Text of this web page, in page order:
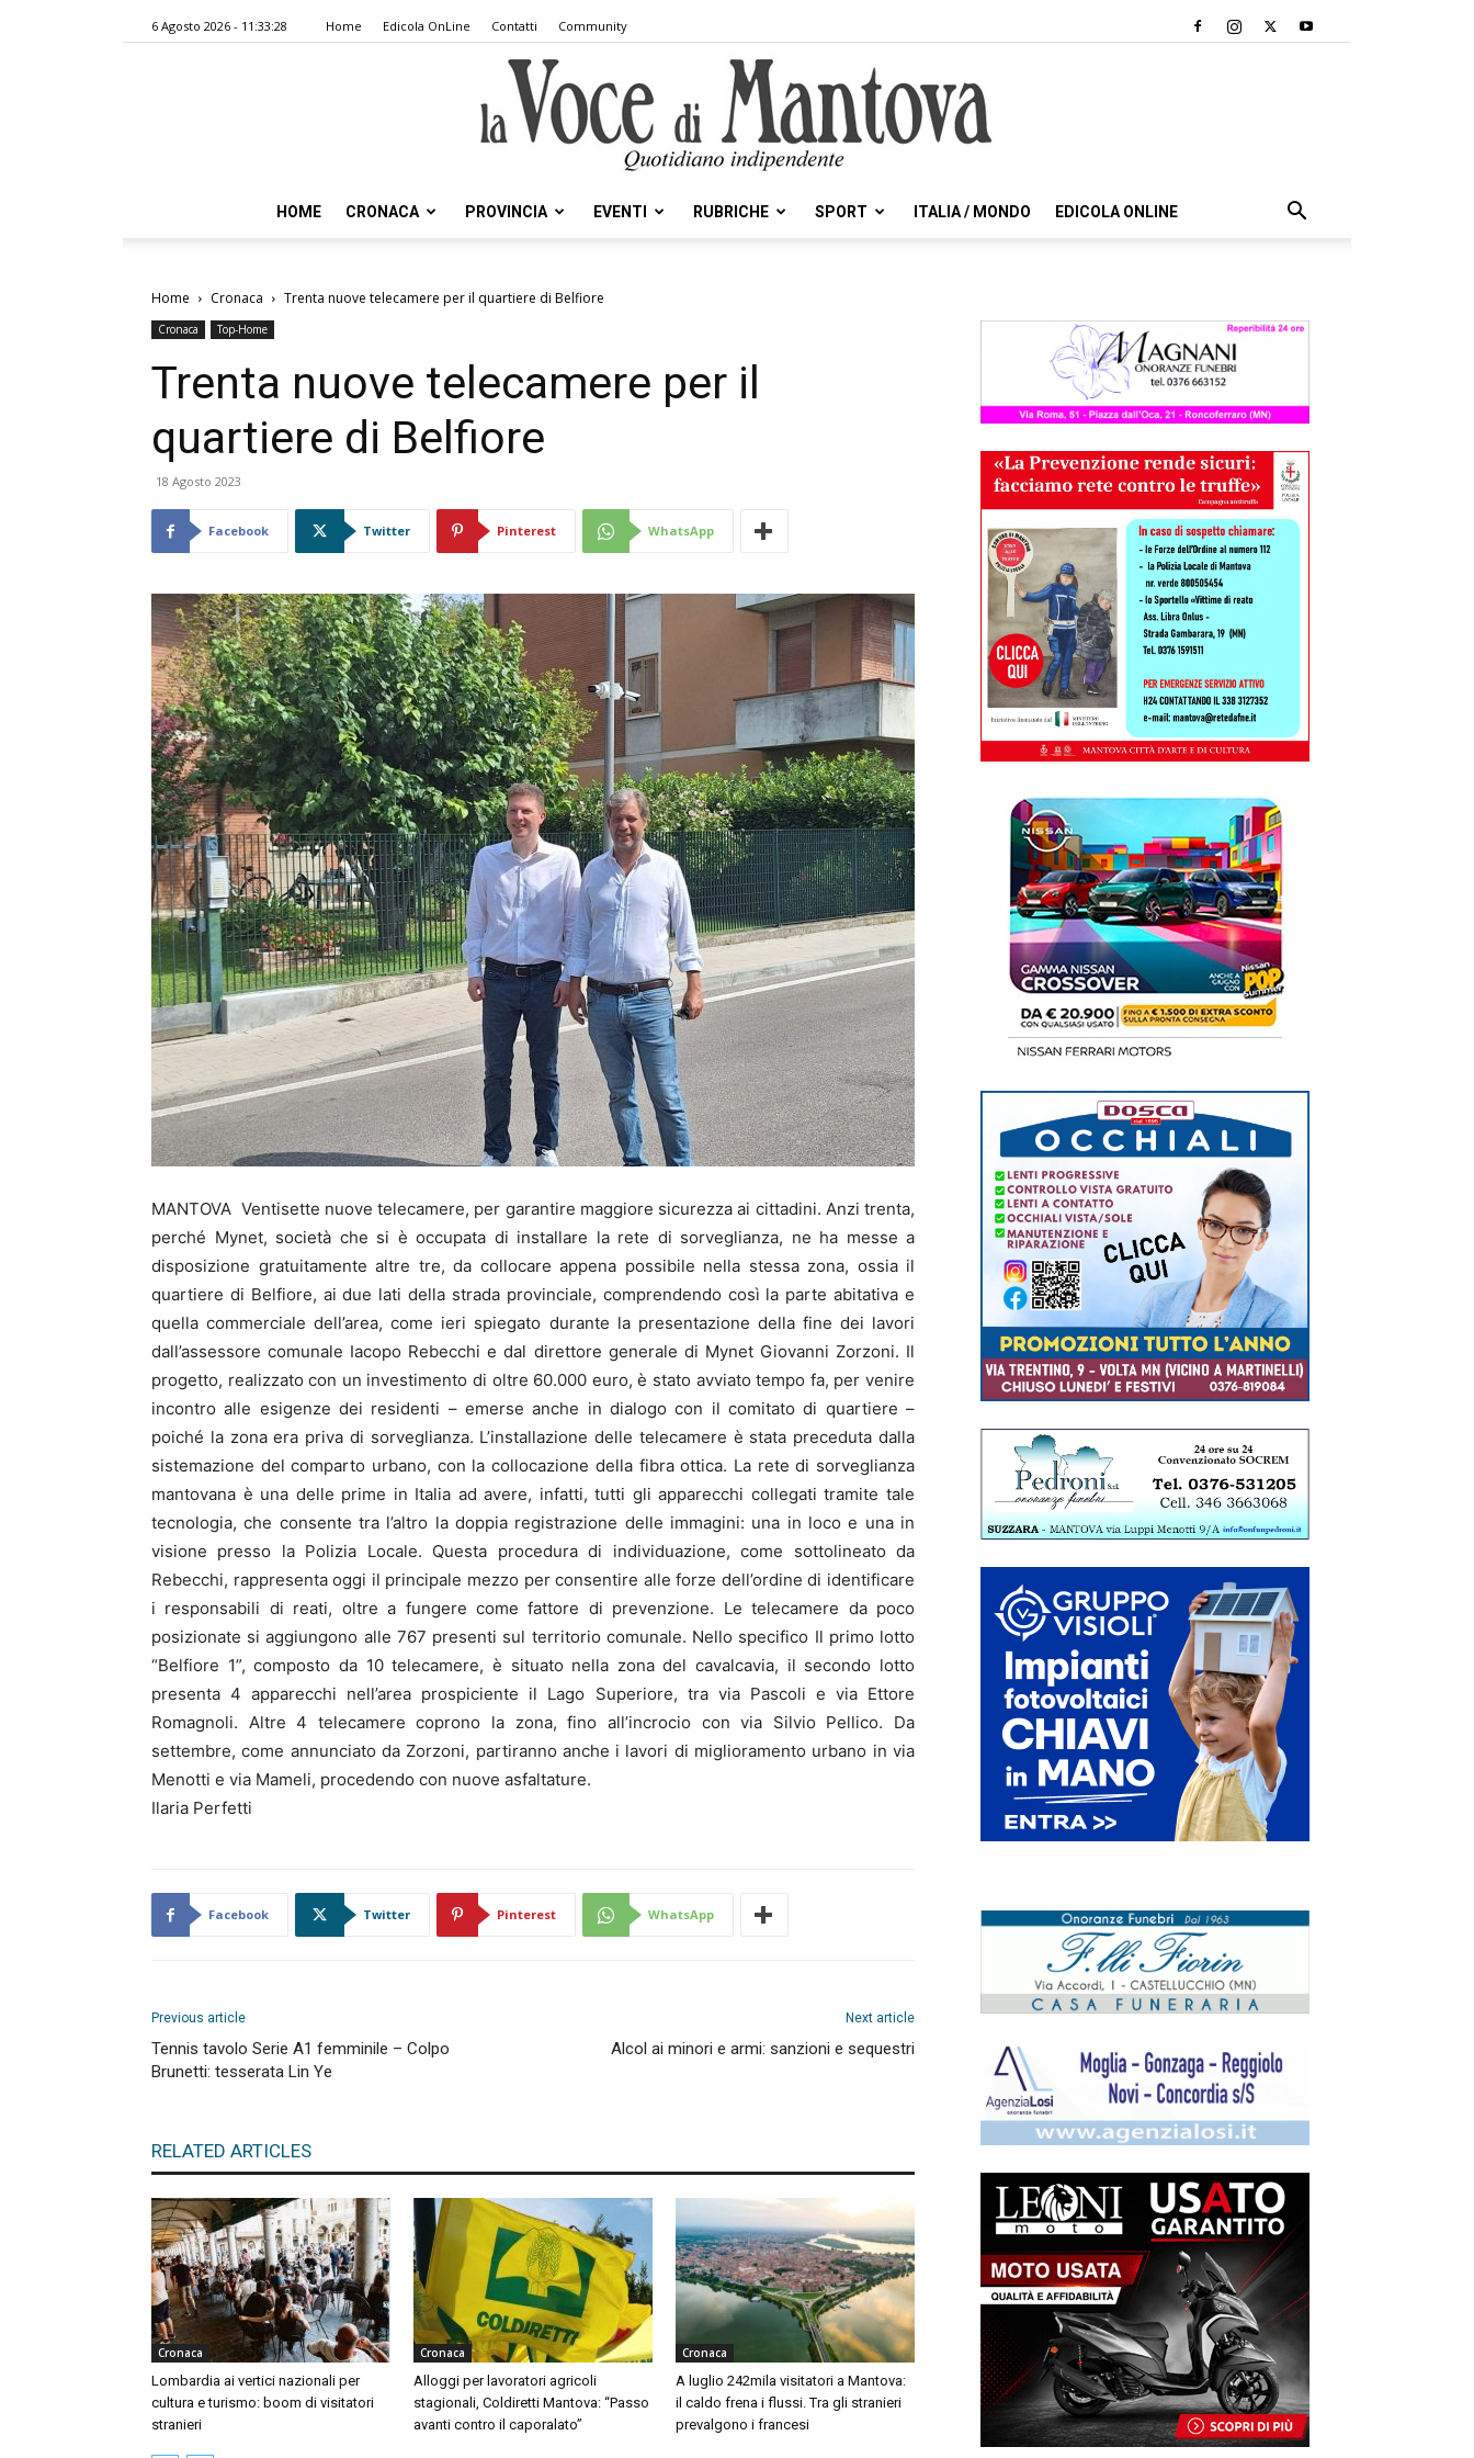
6 Agosto 2026 - 11:33:28 Home Edicola OnLine Contatti Community
HOME CRONACA PROVINCIA EVENTI RUBRICHE SPORT ITALIA / MONDO EDICOLA ONLINE
Home Cronaca Trenta nuove telecamere per il quartiere di Belfiore
Cronaca Top-Home
Trenta nuove telecamere per il
quartiere di Belfiore
18 Agosto 2023
Facebook Twitter Pinterest WhatsApp
MANTOVA Ventisette nuove telecamere, per garantire maggiore sicurezza ai cittadini. Anzi trenta,
perché Mynet, società che si è occupata di installare la rete di sorveglianza, ne ha messe a
disposizione gratuitamente altre tre, da collocare appena possibile nella stessa zona, ossia il
quartiere di Belfiore, ai due lati della strada provinciale, comprendendo così la parte abitativa e
quella commerciale dell’area, come ieri spiegato durante la presentazione della fine dei lavori
dall’assessore comunale Iacopo Rebecchi e dal direttore generale di Mynet Giovanni Zorzoni. Il
progetto, realizzato con un investimento di oltre 60.000 euro, è stato avviato tempo fa, per venire
incontro alle esigenze dei residenti – emerse anche in dialogo con il comitato di quartiere –
poiché la zona era priva di sorveglianza. L’installazione delle telecamere è stata preceduta dalla
sistemazione del comparto urbano, con la collocazione della fibra ottica. La rete di sorveglianza
mantovana è una delle prime in Italia ad avere, infatti, tutti gli apparecchi collegati tramite tale
tecnologia, che consente tra l’altro la doppia registrazione delle immagini: una in loco e una in
visione presso la Polizia Locale. Questa procedura di individuazione, come sottolineato da
Rebecchi, rappresenta oggi il principale mezzo per consentire alle forze dell’ordine di identificare
i responsabili di reati, oltre a fungere come fattore di prevenzione. Le telecamere da poco
posizionate si aggiungono alle 767 presenti sul territorio comunale. Nello specifico Il primo lotto
“Belfiore 1”, composto da 10 telecamere, è situato nella zona del cavalcavia, il secondo lotto
presenta 4 apparecchi nell’area prospiciente il Lago Superiore, tra via Pascoli e via Ettore
Romagnoli. Altre 4 telecamere coprono la zona, fino all’incrocio con via Silvio Pellico. Da
settembre, come annunciato da Zorzoni, partiranno anche i lavori di miglioramento urbano in via
Menotti e via Mameli, procedendo con nuove asfaltature.
Ilaria Perfetti
Facebook Twitter Pinterest WhatsApp
Previous article
Tennis tavolo Serie A1 femminile – Colpo
Brunetti: tesserata Lin Ye
Next article
Alcol ai minori e armi: sanzioni e sequestri
RELATED ARTICLES
Cronaca
Lombardia ai vertici nazionali per
cultura e turismo: boom di visitatori
stranieri
Cronaca
Alloggi per lavoratori agricoli
stagionali, Coldiretti Mantova: “Passo
avanti contro il caporalato”
Cronaca
A luglio 242mila visitatori a Mantova:
il caldo frena i flussi. Tra gli stranieri
prevalgono i francesi